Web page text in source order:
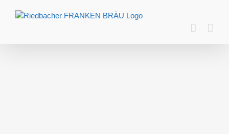
Inhalt